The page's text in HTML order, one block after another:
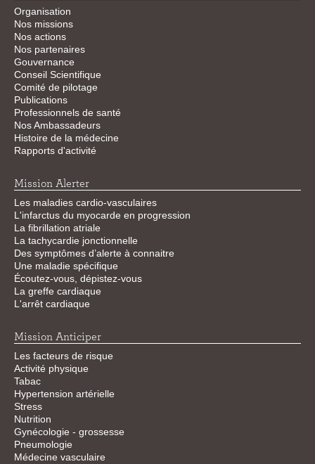
Organisation
Nos missions
Nos actions
Nos partenaires
Gouvernance
Conseil Scientifique
Comité de pilotage
Publications
Professionnels de santé
Nos Ambassadeurs
Histoire de la médecine
Rapports d'activité
Mission Alerter
Les maladies cardio-vasculaires
L'infarctus du myocarde en progression
La fibrillation atriale
La tachycardie jonctionnelle
Des symptômes d’alerte à connaitre
Une maladie spécifique
Écoutez-vous, dépistez-vous
La greffe cardiaque
L'arrêt cardiaque
Mission Anticiper
Les facteurs de risque
Activité physique
Tabac
Hypertension artérielle
Stress
Nutrition
Gynécologie - grossesse
Pneumologie
Médecine vasculaire